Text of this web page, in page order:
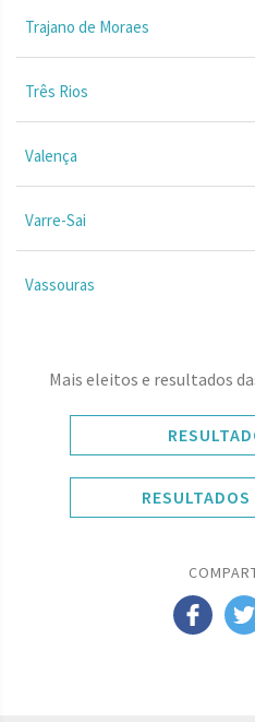
Trajano de Moraes
Três Rios
Valença
Varre-Sai
Vassouras
Mais eleitos e resultados